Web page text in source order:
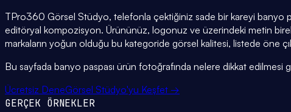
TPro360 Görsel Stüdyo, telefonla çektiğiniz sade bir kareyi banyo
editöryal kompozisyon. Ürününüz, logonuz ve üzerindeki metin
markaların yoğun olduğu bu kategoride görsel kalitesi, listede öne
Bu sayfada banyo paspası ürün fotoğrafında nelere dikkat edilmesi
Ücretsiz DeneGörsel Stüdyo'yu Keşfet →
GERÇEK ÖRNEKLER